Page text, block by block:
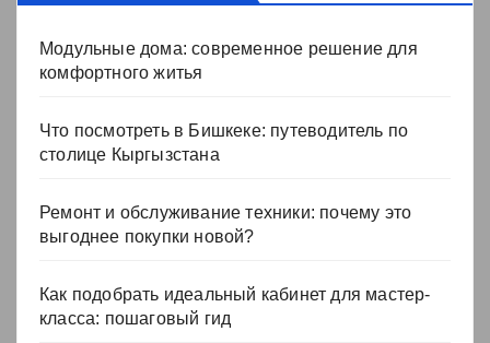
Модульные дома: современное решение для
комфортного житья
Что посмотреть в Бишкеке: путеводитель по
столице Кыргызстана
Ремонт и обслуживание техники: почему это
выгоднее покупки новой?
Как подобрать идеальный кабинет для мастер-
класса: пошаговый гид